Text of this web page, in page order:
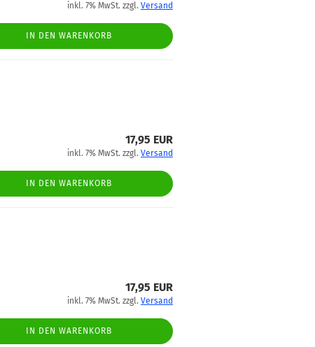
inkl. 7% MwSt. zzgl. Versand
IN DEN WARENKORB
17,95 EUR
inkl. 7% MwSt. zzgl. Versand
IN DEN WARENKORB
17,95 EUR
inkl. 7% MwSt. zzgl. Versand
IN DEN WARENKORB